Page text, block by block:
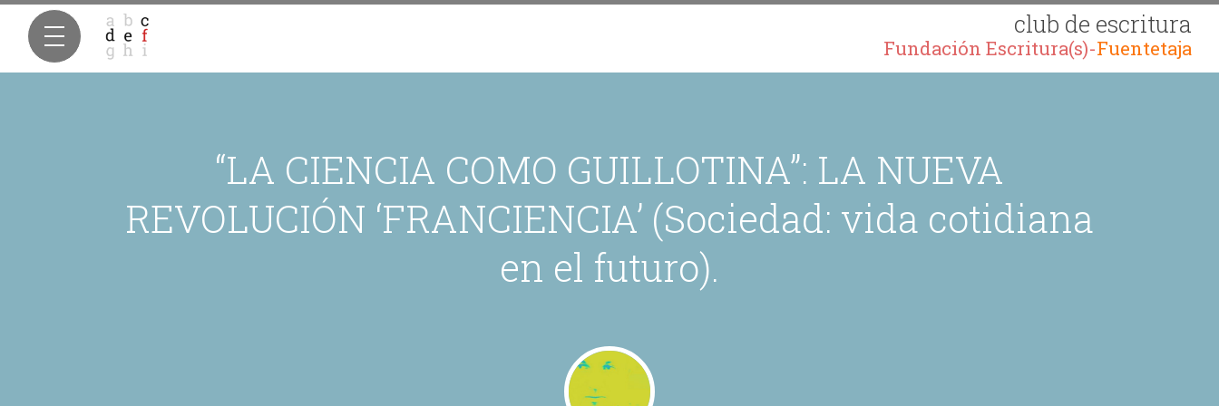
club de escritura
Fundación Escritura(s)-Fuentetaja
“LA CIENCIA COMO GUILLOTINA”: LA NUEVA
REVOLUCIÓN ‘FRANCIENCIA’ (Sociedad: vida cotidiana
en el futuro).